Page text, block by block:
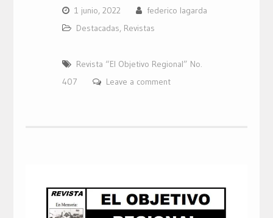
1 junio, 2022
federico lagarda
Destacadas, Revistas
Revista “El Objetivo Regional” No.
407
Leave a comment